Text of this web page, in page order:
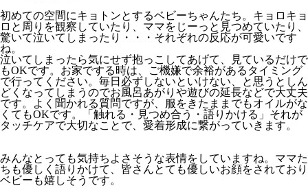
初めての空間にキョトンとするベビーちゃんたち。キョロキョ
ロと周りを観察していたり、ママをじーっと見つめていたり、
驚いて泣いてしまったり・・・それぞれの反応が可愛いです
ね。
泣いてしまったら気にせず抱っこしてあげて、見ているだけで
もOKです。お家でする時は、ご機嫌で余裕があるタイミング
で行ってください。毎日必ずしないといけない、と思うとしん
どくなってしまうのでお風呂あがりや遊びの延長などで大丈夫
です。よく聞かれる質問ですが、服をきたままでもオイルがな
くてもOKです。「触れる・見つめ合う・語りかける」それが
タッチケアで大切なことで、愛着形成に繋がっていきます。
みんなとっても気持ちよさそうな表情をしていますね。ママた
ちも優しく語りかけて、皆さんとても優しいお顔をされており
ベビーも嬉しそうです。